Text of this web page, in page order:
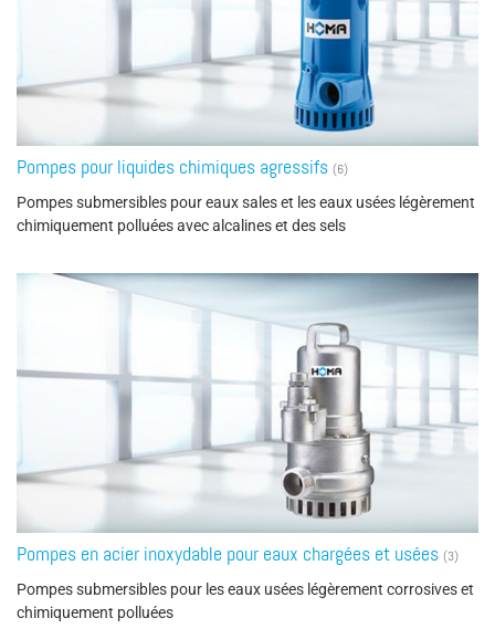
Pompes pour liquides chimiques agressifs (6)
Pompes submersibles pour eaux sales et les eaux usées légèrement
chimiquement polluées avec alcalines et des sels
Pompes en acier inoxydable pour eaux chargées et usées (3)
Pompes submersibles pour les eaux usées légèrement corrosives et
chimiquement polluées